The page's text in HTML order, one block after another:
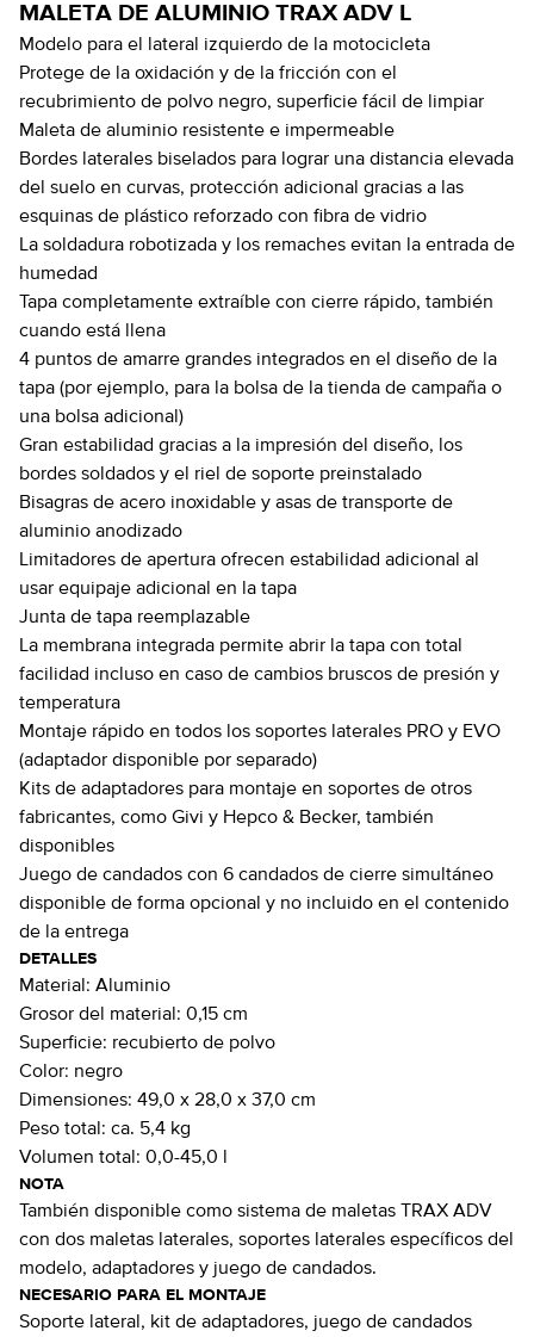
MALETA DE ALUMINIO TRAX ADV L
Modelo para el lateral izquierdo de la motocicleta
Protege de la oxidación y de la fricción con el
recubrimiento de polvo negro, superficie fácil de limpiar
Maleta de aluminio resistente e impermeable
Bordes laterales biselados para lograr una distancia elevada
del suelo en curvas, protección adicional gracias a las
esquinas de plástico reforzado con fibra de vidrio
La soldadura robotizada y los remaches evitan la entrada de
humedad
Tapa completamente extraíble con cierre rápido, también
cuando está llena
4 puntos de amarre grandes integrados en el diseño de la
tapa (por ejemplo, para la bolsa de la tienda de campaña o
una bolsa adicional)
Gran estabilidad gracias a la impresión del diseño, los
bordes soldados y el riel de soporte preinstalado
Bisagras de acero inoxidable y asas de transporte de
aluminio anodizado
Limitadores de apertura ofrecen estabilidad adicional al
usar equipaje adicional en la tapa
Junta de tapa reemplazable
La membrana integrada permite abrir la tapa con total
facilidad incluso en caso de cambios bruscos de presión y
temperatura
Montaje rápido en todos los soportes laterales PRO y EVO
(adaptador disponible por separado)
Kits de adaptadores para montaje en soportes de otros
fabricantes, como Givi y Hepco & Becker, también
disponibles
Juego de candados con 6 candados de cierre simultáneo
disponible de forma opcional y no incluido en el contenido
de la entrega
DETALLES
Material: Aluminio
Grosor del material: 0,15 cm
Superficie: recubierto de polvo
Color: negro
Dimensiones: 49,0 x 28,0 x 37,0 cm
Peso total: ca. 5,4 kg
Volumen total: 0,0-45,0 l
NOTA
También disponible como sistema de maletas TRAX ADV
con dos maletas laterales, soportes laterales específicos del
modelo, adaptadores y juego de candados.
NECESARIO PARA EL MONTAJE
Soporte lateral, kit de adaptadores, juego de candados